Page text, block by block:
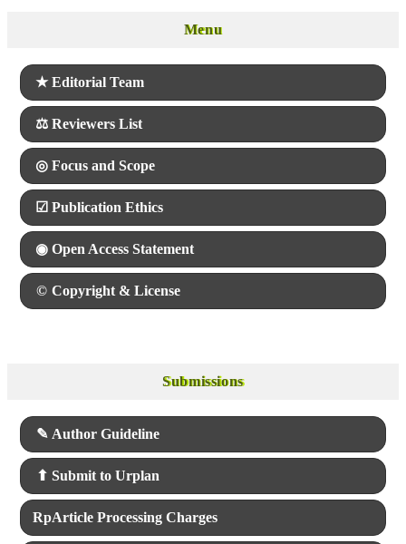
Menu
Menu
★ Editorial Team
⚖ Reviewers List
◎ Focus and Scope
☑ Publication Ethics
◉ Open Access Statement
© Copyright & License
Submissions
Submissions
✎ Author Guideline
⬆ Submit to Urplan
RpArticle Processing Charges